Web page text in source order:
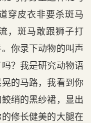
穿皮衣非要杀斑马
，斑马敢跟狮子打
你录下动物的叫声
？我是研究动物语
的马路，我看到你
绡的黑纱裙，显出
修长健美的大腿在